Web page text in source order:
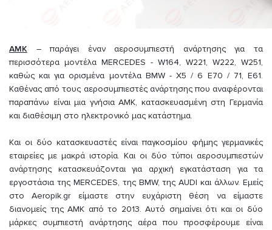
AMK – παράγει έναν αεροσυμπιεστή ανάρτησης για τα
περισσότερα μοντέλα MERCEDES - W164, W221, W222, W251,
καθώς και για ορισμένα μοντέλα BMW - X5 / 6 E70 / 71, E61.
Καθένας από τους αεροσυμπιεστές ανάρτησης που αναφέρονται
παραπάνω είναι μια γνήσια AMK, κατασκευασμένη στη Γερμανία
και διαθέσιμη στο ηλεκτρονικό μας κατάστημα.
Και οι δύο κατασκευαστές είναι παγκοσμίου φήμης γερμανικές
εταιρείες με μακρά ιστορία. Και οι δύο τύποι αεροσυμπιεστών
ανάρτησης κατασκευάζονται για αρχική εγκατάσταση για τα
εργοστάσια της MERCEDES, της BMW, της AUDI και άλλων. Εμείς
στο Aeropik.gr είμαστε στην ευχάριστη θέση να είμαστε
διανομείς της AMK από το 2013. Αυτό σημαίνει ότι και οι δύο
μάρκες συμπιεστή ανάρτησης αέρα που προσφέρουμε είναι